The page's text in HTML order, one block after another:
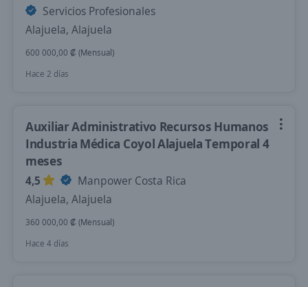
Servicios Profesionales
Alajuela, Alajuela
600 000,00 ₡ (Mensual)
Hace 2 días
Auxiliar Administrativo Recursos Humanos
Industria Médica Coyol Alajuela Temporal 4
meses
4,5
Manpower Costa Rica
Alajuela, Alajuela
360 000,00 ₡ (Mensual)
Hace 4 días